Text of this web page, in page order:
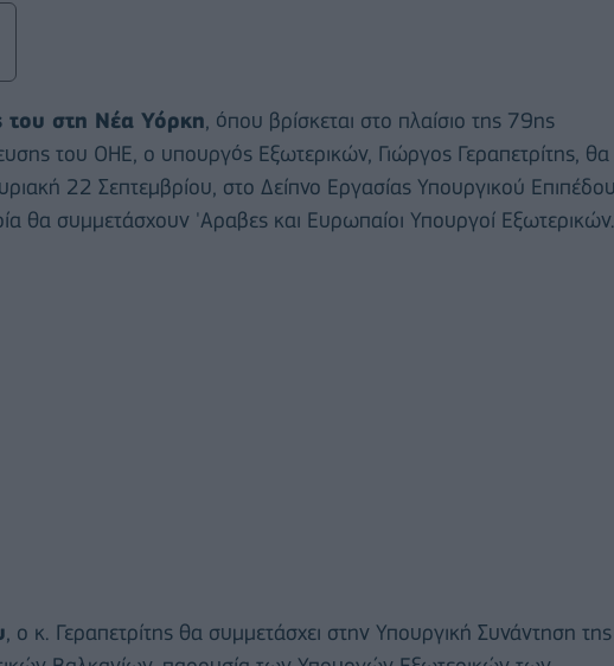
του στη Νέα Υόρκη , όπου βρίσκεται στο πλαίσιο της 79ης
του ΟΗΕ, ο υπουργός Εξωτερικών, Γιώργος Γεραπετρίτης, θα
22 Σεπτεμβρίου, στο Δείπνο Εργασίας Υπουργικού Επιπέδου
θα συμμετάσχουν 'Αραβες και Ευρωπαίοι Υπουργοί Εξωτερικών.
, ο κ. Γεραπετρίτης θα συμμετάσχει στην Υπουργική Συνάντηση της